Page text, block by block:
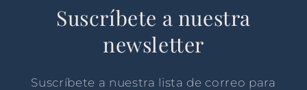
Suscríbete a nuestra
newsletter
Suscríbete a nuestra lista de correo para